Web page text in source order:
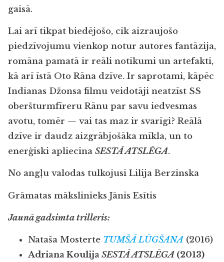
gaisā.
Lai arī tikpat biedējošo, cik aizraujošo
piedzīvojumu vienkop notur autores fantāzija,
romāna pamatā ir reāli notikumi un artefakti,
kā arī īstā Oto Rāna dzīve. Ir saprotami, kāpēc
Indianas Džonsa filmu veidotāji neatzīst SS
oberšturmfīreru Rānu par savu iedvesmas
avotu, tomēr — vai tas maz ir svarīgi? Reālā
dzīve ir daudz aizgrābjošāka mīkla, un to
enerģiski apliecina SESTĀ ATSLĒGA.
No angļu valodas tulkojusi Lilija Berzinska
Grāmatas mākslinieks Jānis Esītis
Jaunā gadsimta trilleris:
Nataša Mosterte TUMŠĀ LŪGŠANA (2016)
Adriana KoulijaSESTĀ ATSLĒGA (2013)